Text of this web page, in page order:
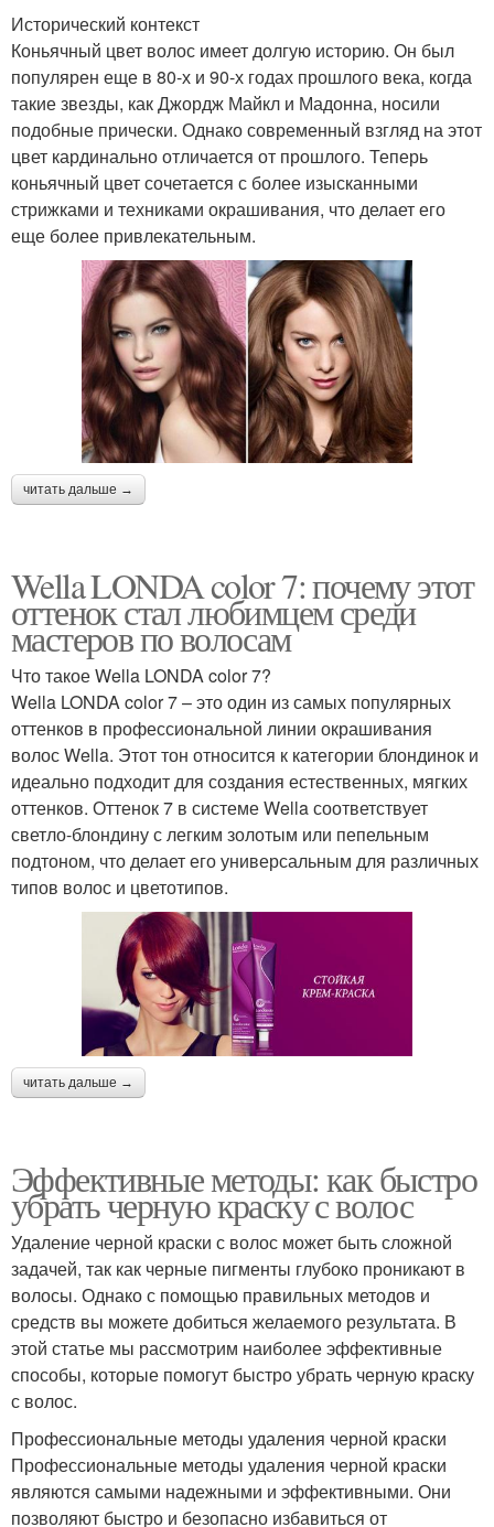
Исторический контекст
Коньячный цвет волос имеет долгую историю. Он был
популярен еще в 80-х и 90-х годах прошлого века, когда
такие звезды, как Джордж Майкл и Мадонна, носили
подобные прически. Однако современный взгляд на этот
цвет кардинально отличается от прошлого. Теперь
коньячный цвет сочетается с более изысканными
стрижками и техниками окрашивания, что делает его
еще более привлекательным.
читать дальше →
Wella LONDA color 7: почему этот
оттенок стал любимцем среди
мастеров по волосам
Что такое Wella LONDA color 7?
Wella LONDA color 7 – это один из самых популярных
оттенков в профессиональной линии окрашивания
волос Wella. Этот тон относится к категории блондинок и
идеально подходит для создания естественных, мягких
оттенков. Оттенок 7 в системе Wella соответствует
светло-блондину с легким золотым или пепельным
подтоном, что делает его универсальным для различных
типов волос и цветотипов.
читать дальше →
Эффективные методы: как быстро
убрать черную краску с волос
Удаление черной краски с волос может быть сложной
задачей, так как черные пигменты глубоко проникают в
волосы. Однако с помощью правильных методов и
средств вы можете добиться желаемого результата. В
этой статье мы рассмотрим наиболее эффективные
способы, которые помогут быстро убрать черную краску
с волос.
Профессиональные методы удаления черной краски
Профессиональные методы удаления черной краски
являются самыми надежными и эффективными. Они
позволяют быстро и безопасно избавиться от